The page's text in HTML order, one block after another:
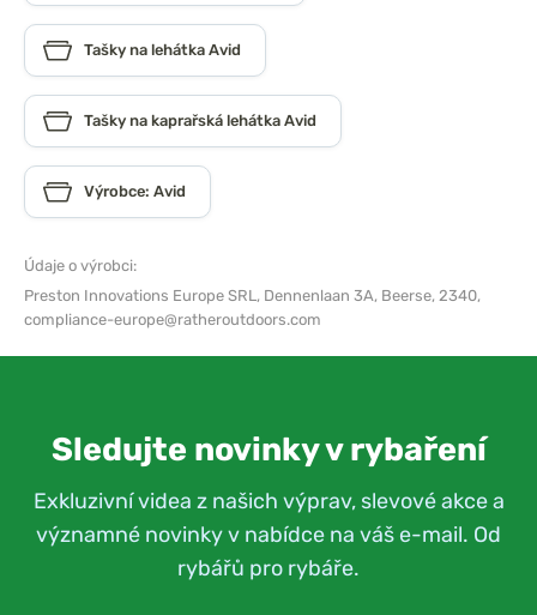
Tašky na lehátka Avid
Tašky na kaprařská lehátka Avid
Výrobce: Avid
Údaje o výrobci:
Preston Innovations Europe SRL, Dennenlaan 3A, Beerse, 2340,
compliance-europe@ratheroutdoors.com
Sledujte novinky v rybaření
Exkluzivní videa z našich výprav, slevové akce a
významné novinky v nabídce na váš e-mail. Od
rybářů pro rybáře.